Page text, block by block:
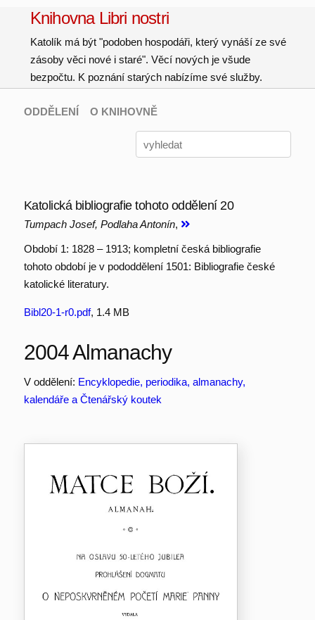
Knihovna Libri nostri
Katolík má být "podoben hospodáři, který vynáší ze své
zásoby věci nové i staré". Věcí nových je všude
bezpočtu. K poznání starých nabízíme své služby.
ODDĚLENÍ O KNIHOVNĚ
Katolická bibliografie tohoto oddělení 20
Tumpach Josef, Podlaha Antonín,
Období 1: 1828 – 1913; kompletní česká bibliografie
tohoto období je v pododdělení 1501: Bibliografie české
katolické literatury.
Bibl20-1-r0.pdf, 1.4 MB
2004 Almanachy
V oddělení: Encyklopedie, periodika, almanachy,
kalendáře a Čtenářský koutek